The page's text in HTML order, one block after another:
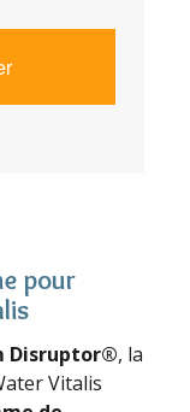
pour
Disruptor®, la
Vitalis